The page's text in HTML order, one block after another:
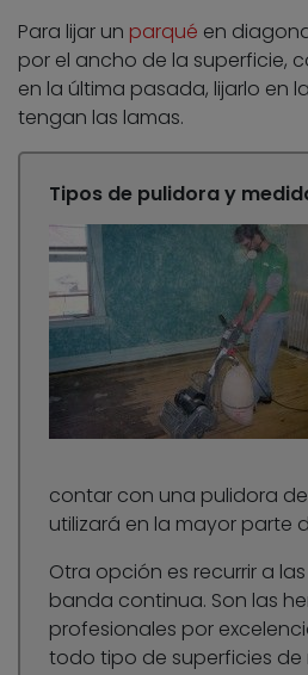
Para lijar un parqué en
por el ancho de la superficie,
en la última pasada, lijarlo en
tengan las lamas.
Tipos de pulidora y
contar con una pulidora
utilizará en la mayor parte
Otra opción es recurrir a
banda continua. Son las
profesionales por
todo tipo de superficies de